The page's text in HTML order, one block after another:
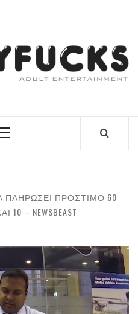
Primary
ΠΛΗΡΏΣΕΙ ΠΡΌΣΤΙΜΟ 60
– NEWSBEAST